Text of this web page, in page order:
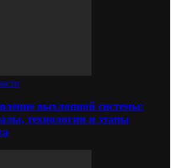
выхлопной системы:
технологии и этапы